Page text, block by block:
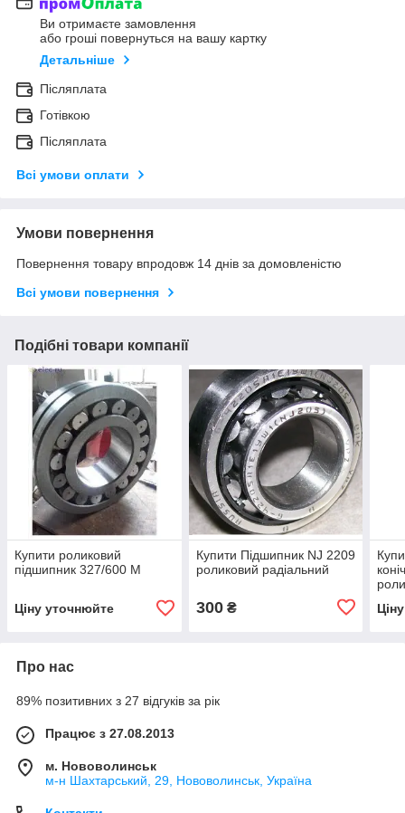
Ви отримаєте замовлення
або гроші повернуться на вашу картку
Детальніше
Післяплата
Готівкою
Післяплата
Всі умови оплати
Умови повернення
Повернення товару впродовж 14 днів за домовленістю
Всі умови повернення
Подібні товари компанії
Купити роликовий
підшипник 327/600 М
Ціну уточнюйте
Купити Підшипник NJ 2209
роликовий радіальний
300₴
Про нас
89% позитивних з 27 відгуків за рік
Працює з 27.08.2013
м. Нововолинськ
м-н Шахтарський, 29, Нововолинськ, Україна